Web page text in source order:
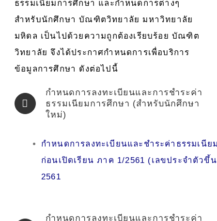
ธรรมเนียมการศึกษา และกำหนดการต่างๆ
สำหรับนักศึกษา บัณฑิตวิทยาลัย มหาวิทยาลัย
มหิดล เป็นไปด้วยความถูกต้องเรียบร้อย บัณฑิต
วิทยาลัย จึงได้ประกาศกำหนดการเพื่อบริการ
ข้อมูลการศึกษา ดังต่อไปนี้
กำหนดการลงทะเบียนและการชำระค่า
ธรรมเนียมการศึกษา (สำหรับนักศึกษา
ใหม่)
กำหนดการลงทะเบียนและชำระค่าธรรมเนี
ก่อนเปิดเรียน ภาค 1/2561 (เลขประจำตัว
2561
กำหนดการลงทะเบียนและการชำระค่า